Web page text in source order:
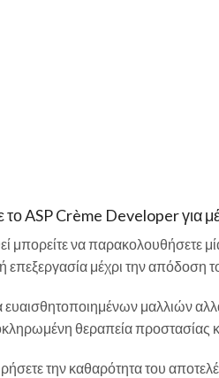
το ASP Crème Developer για
μπορείτε να παρακολουθήσετε
επεξεργασία μέχρι την απόδοση
ευαισθητοποιημένων μαλλιών
θεραπεία προστασίας
την καθαρότητα του